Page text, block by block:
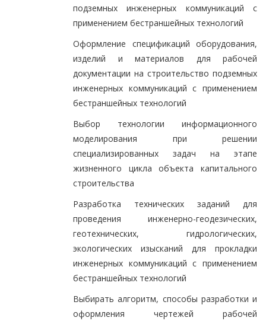
подземных инженерных коммуникаций с
применением бестраншейных технологий
Оформление спецификаций оборудования,
изделий и материалов для рабочей
документации на строительство подземных
инженерных коммуникаций с применением
бестраншейных технологий
Выбор технологии информационного
моделирования при решении
специализированных задач на этапе
жизненного цикла объекта капитального
строительства
Разработка технических заданий для
проведения инженерно-геодезических,
геотехнических, гидрологических,
экологических изысканий для прокладки
инженерных коммуникаций с применением
бестраншейных технологий
Выбирать алгоритм, способы разработки и
оформления чертежей рабочей